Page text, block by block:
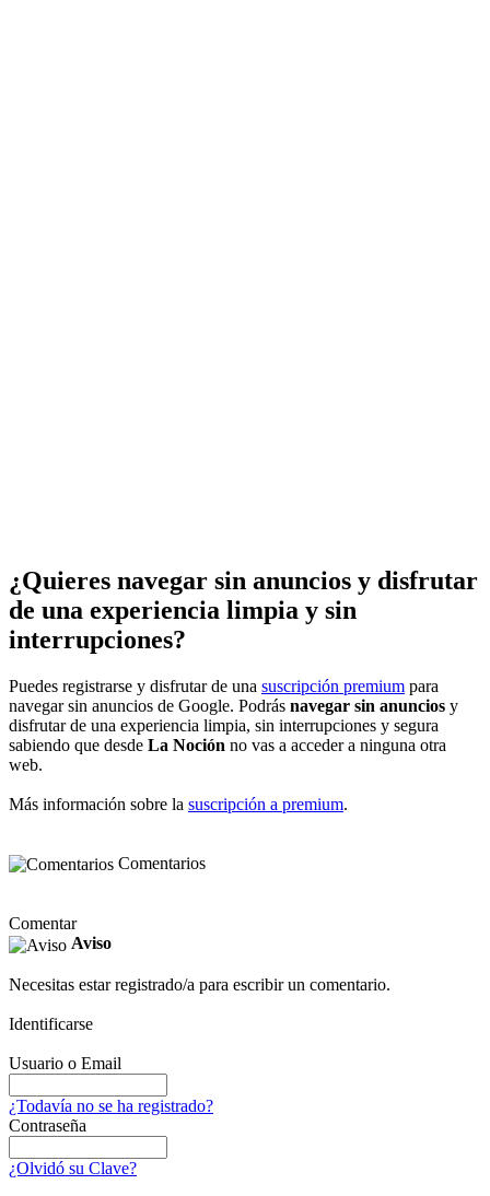
¿Quieres navegar sin anuncios y disfrutar
de una experiencia limpia y sin
interrupciones?
Puedes registrarse y disfrutar de una suscripción premium para
navegar sin anuncios de Google. Podrás navegar sin anuncios y
disfrutar de una experiencia limpia, sin interrupciones y segura
sabiendo que desde La Noción no vas a acceder a ninguna otra
web.
Más información sobre la suscripción a premium.
Comentarios
Comentar
Aviso
Necesitas estar registrado/a para escribir un comentario.
Identificarse
Usuario o Email
¿Todavía no se ha registrado?
Contraseña
¿Olvidó su Clave?